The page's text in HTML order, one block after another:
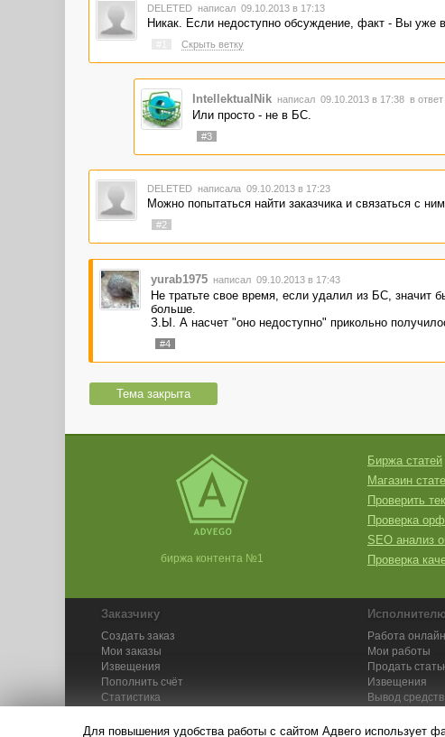
DELETED написал 09.10.2013 в 17:13
Никак. Если недоступно обсуждение, факт - Вы уже
Скрыть ветку
IntellektualNik написал 09.10.2013 в 17:38 в ответ
Или просто - не в БС.
#3
DELETED написала 09.10.2013 в 17:23
Можно попытаться найти заказчика и связаться с
#2
yurab1975 написал 09.10.2013 в 17:43
Не тратьте свое время, если удалил из БС, значит
больше.
З.Ы. А насчет "оно недоступно" прикольно
#4
Тема закрыта
биржа контента №1
Биржа статей
Магазин
Проверить
Проверка
SEO анализ
Проверка
Заказчику
Создать заказ
Мои заказы
Извещения
Пополнить счёт
Статистика
Работа онлайн
Мои работы
Продать
Извещения
Вывод средств
Для повышения удобства работы с сайтом Адвего использует